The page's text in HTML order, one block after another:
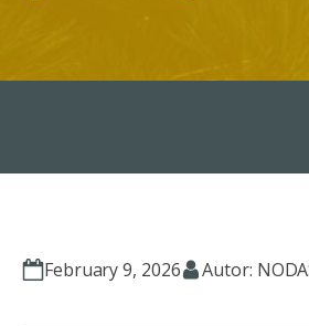
February 9, 2026 Autor: